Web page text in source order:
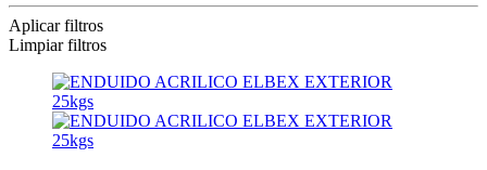
Aplicar filtros
Limpiar filtros